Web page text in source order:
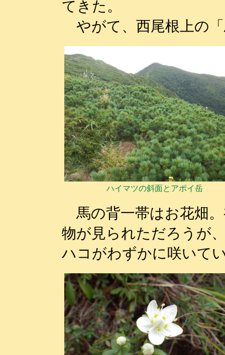
てきた。
やがて、西尾根上の
ハイマツの斜面とアポイ岳
馬の背一帯はお花畑
物が見られただろうが
ハコがわずかに咲いて